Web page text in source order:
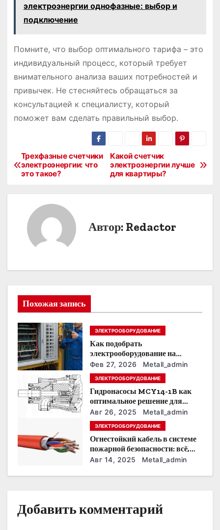
электроэнергии однофазные: выбор и
подключение
Помните, что выбор оптимального тарифа – это
индивидуальный процесс, который требует
внимательного анализа ваших потребностей и
привычек. Не стесняйтесь обращаться за
консультацией к специалисту, который
поможет вам сделать правильный выбор.
Н
и
я
п
о
а
и
я
Какой счетчик
электроэнергии лучше
для квартиры?
Трехфазные счетчики
электроэнергии: что
это такое?
Автор: Redactor
Похожая запись
ЭЛЕКТРООБОРУДОВАНИЕ
Как подобрать
электрооборудование на
предприятии под тяжелые
условия эксплуатации
Фев 27, 2026 Metall_admin
ЭЛЕКТРООБОРУДОВАНИЕ
Гидронасосы MCY14-1B как
оптимальное решение для
модернизации гидросистем
Авг 26, 2025 Metall_admin
ЭЛЕКТРООБОРУДОВАНИЕ
Огнестойкий кабель в системе
пожарной безопасности: всё,
что нужно знать
Авг 14, 2025 Metall_admin
Добавить комментарий